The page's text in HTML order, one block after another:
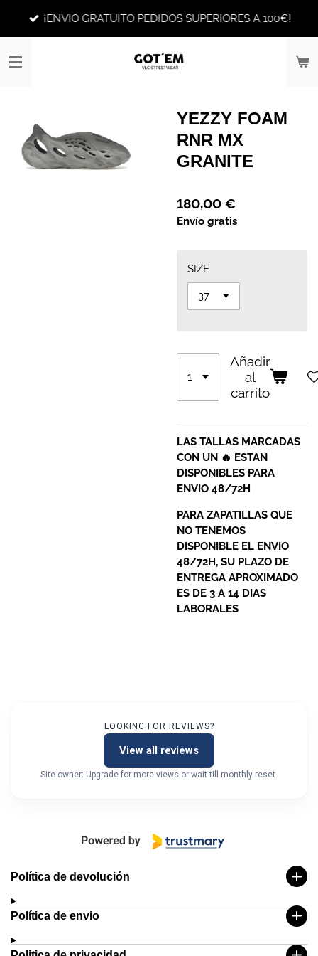
principal
¡ENVIO GRATUITO PEDIDOS SUPERIORES A 100€!
YEZZY FOAM
RNR MX
GRANITE
180,00 €
Envío gratis
SIZE
Añadir
al
carrito
LAS TALLAS MARCADAS
CON UN 🔥 ESTAN
DISPONIBLES PARA
ENVIO 48/72H
PARA ZAPATILLAS QUE
NO TENEMOS
DISPONIBLE EL ENVIO
48/72H, SU PLAZO DE
ENTREGA APROXIMADO
ES DE 3 A 14 DIAS
LABORALES
LOOKING FOR REVIEWS?
View all reviews
Site owner: Upgrade for more views or wait till monthly reset.
Política de devolución
Política de envio